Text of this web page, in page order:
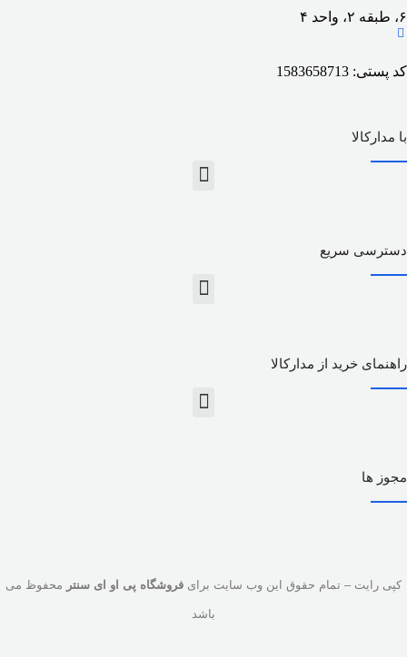
۶، طبقه ۲، واحد ۴
کد پستی: 1583658713
با مدارکالا
دسترسی سریع
راهنمای خرید از مدارکالا
مجوز ها
کپی رایت – تمام حقوق این وب سایت برایفروشگاه پی او ای سنتر محفوظ می
باشد